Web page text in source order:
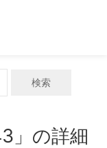
検索
」の詳細